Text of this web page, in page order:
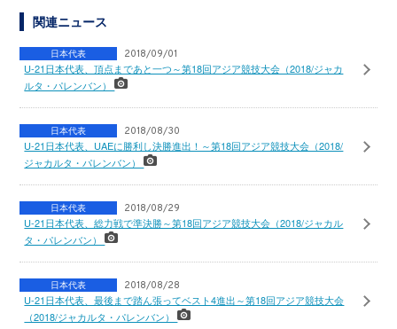
関連ニュース
日本代表 2018/09/01
U-21日本代表、頂点まであと一つ～第18回アジア競技大会（2018/ジャカ
ルタ・パレンバン）
日本代表 2018/08/30
U-21日本代表、UAEに勝利し決勝進出！～第18回アジア競技大会（2018/
ジャカルタ・パレンバン）
日本代表 2018/08/29
U-21日本代表、総力戦で準決勝～第18回アジア競技大会（2018/ジャカル
タ・パレンバン）
日本代表 2018/08/28
U-21日本代表、最後まで踏ん張ってベスト4進出～第18回アジア競技大会
（2018/ジャカルタ・パレンバン）